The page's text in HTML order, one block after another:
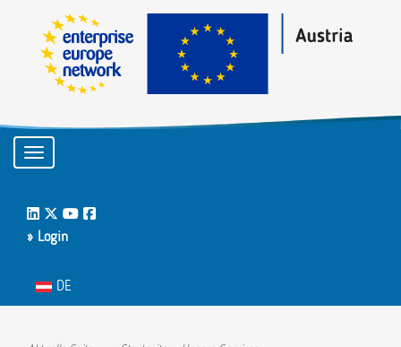
Toggle navigation
LinkedIn
Twitter
Youtube
Facebook
» Login
Sprache auswählen
DE